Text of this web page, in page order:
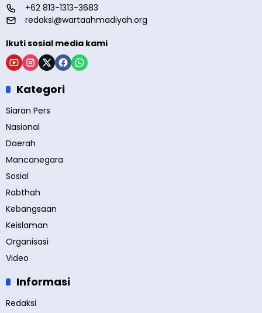
+62 813-1313-3683
redaksi@wartaahmadiyah.org
Ikuti sosial media kami
Kategori
Siaran Pers
Nasional
Daerah
Mancanegara
Sosial
Rabthah
Kebangsaan
Keislaman
Organisasi
Video
Informasi
Redaksi